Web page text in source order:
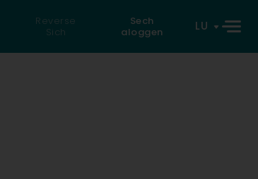
Reverse
Sich
Sech
aloggen
LU